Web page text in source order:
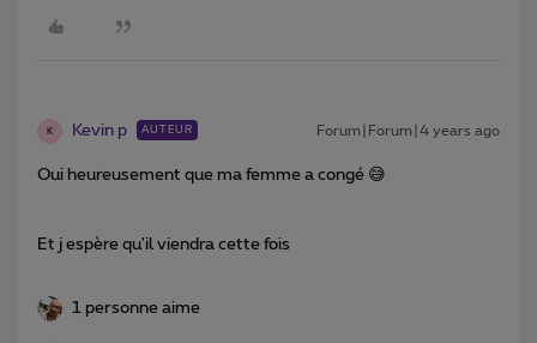
K Kevin p AUTEUR Forum|Forum|4 years ago
Oui heureusement que ma femme a congé 😅
Et j espère qu'il viendra cette fois
1 personne aime